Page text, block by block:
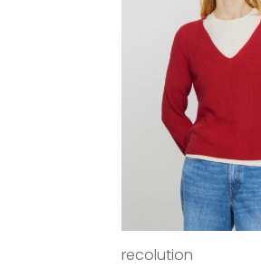
recolution